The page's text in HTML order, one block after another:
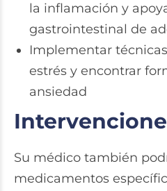
la inflamación y
gastrointestinal de
Implementar
estrés y encontrar
ansiedad
Su médico también
medicamentos